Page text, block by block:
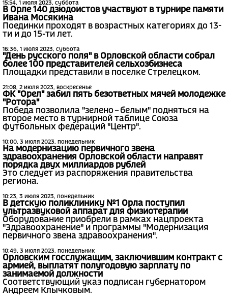
15:54, 1 июля 2023, суббота
В Орле 140 дзюдоистов участвуют в турнире памяти
Ивана Мосякина
Поединки проходят в возрастных категориях до 13-
ти и до 15-ти лет.
16:36, 1 июля 2023, суббота
"День русского поля" в Орловской области собрал
более 100 представителей сельхозбизнеса
Площадки представили в поселке Стрелецком.
21:08, 2 июля 2023, воскресенье
ФК "Орел" забил пять безответных мячей молодежке
"Ротора"
Победа позволила "зелено – белым" подняться на
второе место в турнирной таблице Союза
футбольных федераций "Центр".
10:00, 3 июля 2023, понедельник
На модернизацию первичного звена
здравоохранения Орловской области направят
порядка двух миллиардов рублей
Это следует из распоряжения правительства
региона.
10:23, 3 июля 2023, понедельник
В детскую поликлинику №1 Орла поступил
ультразвуковой аппарат для физиотерапии
Оборудование приобрели в рамках нацпроекта
"Здравоохранение" и программы "Модернизация
первичного звена здравоохранения".
10:49, 3 июля 2023, понедельник
Орловским госслужащим, заключившим контракт с
армией, выплатят полугодовую зарплату по
занимаемой должности
Соответствующий указ подписан губернатором
Андреем Клычковым.